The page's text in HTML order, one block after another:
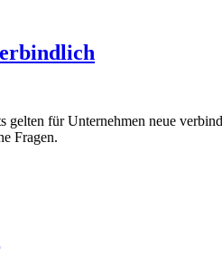
für Unternehmen neue
Fragen.